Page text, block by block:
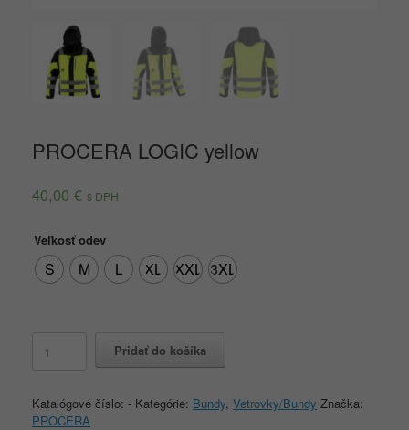
PROCERA LOGIC yellow
40,00 € s DPH
Veľkosť odev
S M L XL XXL 3XL
PROCERA
Pridať do košíka
Katalógové číslo: - Kategórie: Bundy, Vetrovky/Bundy Značka:
PROCERA